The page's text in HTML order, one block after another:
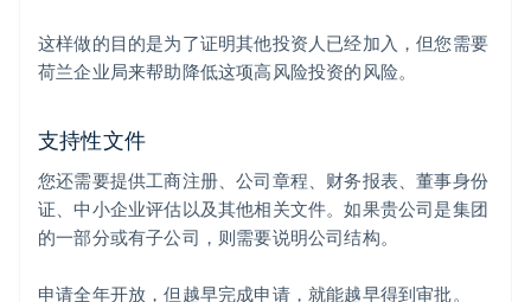
这样做的目的是为了证明其他投资人已经加入，但您需要
荷兰企业局来帮助降低这项高风险投资的风险。
支持性文件
您还需要提供工商注册、公司章程、财务报表、董事身份
证、中小企业评估以及其他相关文件。如果贵公司是集团
的一部分或有子公司，则需要说明公司结构。
申请全年开放，但越早完成申请，就能越早得到审批。